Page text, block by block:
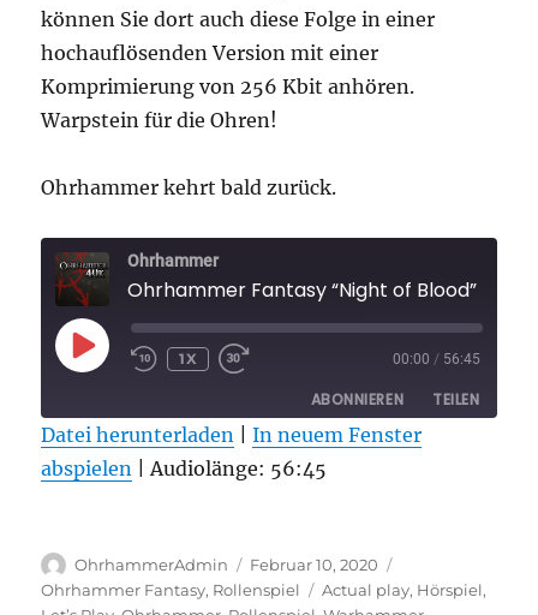
können Sie dort auch diese Folge in einer
hochauflösenden Version mit einer
Komprimierung von 256 Kbit anhören.
Warpstein für die Ohren!
Ohrhammer kehrt bald zurück.
Ohrhammer
PLAY
EPISODE
1X 00:00 / 56:45
ABONNIEREN TEILEN
RSS FEED
TEILEN
EMBED
Datei herunterladen |In neuem Fenster
abspielen |Audiolänge: 56:45
Autor
OhrhammerAdmin
Veröffentlicht
am
Februar 10, 2020
Ohrhammer Fantasy, Rollenspiel Schlagwörter
Actual play, Hörspiel,